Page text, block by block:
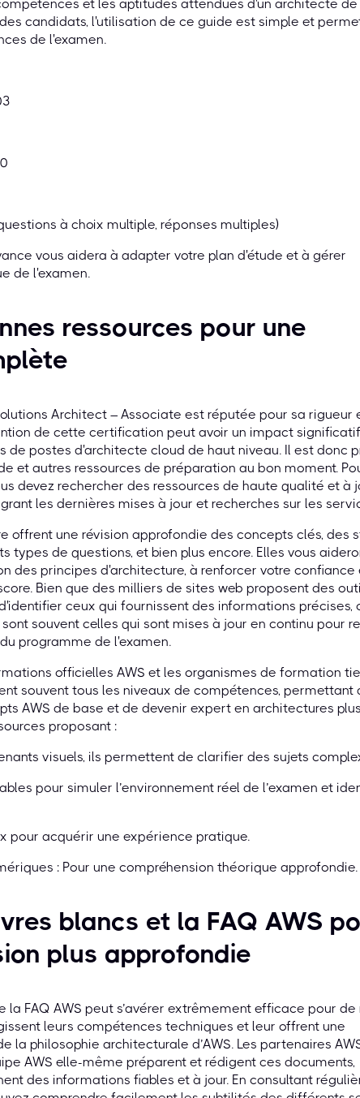
et les aptitudes attendues d'un architecte de
candidats, l'utilisation de ce guide est simple et
de l'examen.
à choix multiple, réponses multiples)
vous aidera à adapter votre plan d'étude et à gérer
de l'examen.
ressources pour une
Architect – Associate est réputée pour sa rigueur
de cette certification peut avoir un impact
de postes d'architecte cloud de haut niveau. Il est donc
et autres ressources de préparation au bon moment.
devez rechercher des ressources de haute qualité et à
les dernières mises à jour et recherches sur les
offrent une révision approfondie des concepts clés, des
types de questions, et bien plus encore. Elles vous
des principes d'architecture, à renforcer votre confiance
Bien que des milliers de sites web proposent des
ceux qui fournissent des informations précises,
souvent celles qui sont mises à jour en continu pour
programme de l'examen.
officielles AWS et les organismes de formation
souvent tous les niveaux de compétences, permettant
AWS de base et de devenir expert en architectures plus
proposant :
visuels, ils permettent de clarifier des sujets
pour simuler l’environnement réel de l’examen et
pour acquérir une expérience pratique.
: Pour une compréhension théorique approfondie.
blancs et la FAQ AWS
plus approfondie
la FAQ AWS peut s’avérer extrêmement efficace pour
leurs compétences techniques et leur offrent une
la philosophie architecturale d’AWS. Les partenaires
AWS elle-même préparent et rédigent ces documents,
des informations fiables et à jour. En consultant